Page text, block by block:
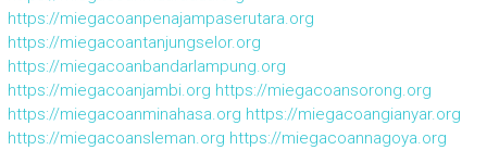
https://miegacoanpenajampaserutara.org
https://miegacoantanjungselor.org
https://miegacoanbandarlampung.org
https://miegacoanjambi.org https://miegacoansorong.org
https://miegacoanminahasa.org https://miegacoangianyar.org
https://miegacoansleman.org https://miegacoannagoya.org